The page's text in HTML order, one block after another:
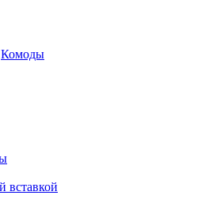
Комоды
вставкой